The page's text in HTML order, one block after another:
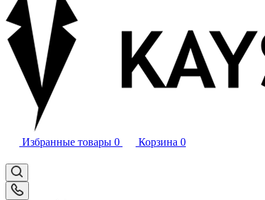
Избранные товары 0 Корзина 0